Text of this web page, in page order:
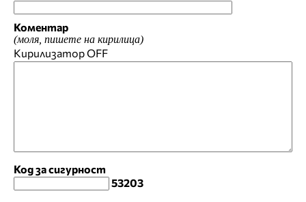
Коментар
(моля, пишете на кирилица)
КирилизаторOFF
Код за сигурност
53203